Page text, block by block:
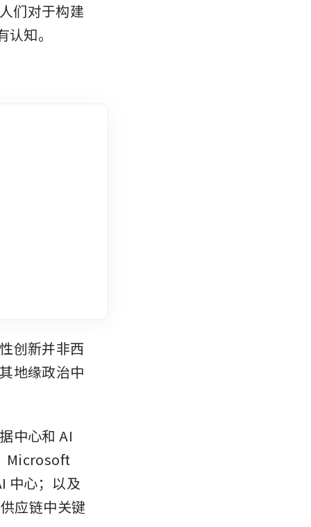
们对于构建
知。
创新并非西
地缘政治中
中心和 AI
Microsoft
中心；以及
应链中关键